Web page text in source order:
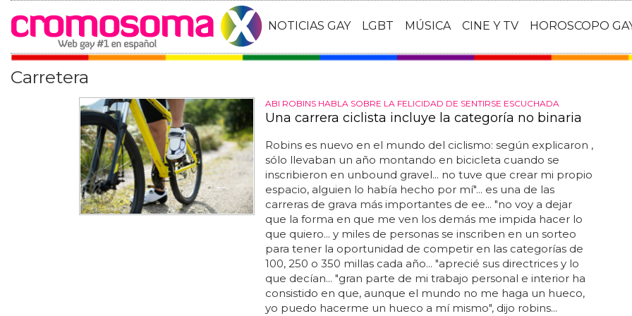
NOTICIAS GAY LGBT MÚSICA CINE Y TV HOROSCOPO
Carretera
ABI ROBINS HABLA SOBRE LA FELICIDAD DE SENTIRSE ESCUCHADA
Una carrera ciclista incluye la categoría no binaria
Robins es nuevo en el mundo del ciclismo: según explicaron ,
sólo llevaban un año montando en bicicleta cuando se
inscribieron en unbound gravel... no tuve que crear mi propio
espacio, alguien lo había hecho por mí"... es una de las
carreras de grava más importantes de ee... "no voy a dejar
que la forma en que me ven los demás me impida hacer lo
que quiero... y miles de personas se inscriben en un sorteo
para tener la oportunidad de competir en las categorías de
100, 250 o 350 millas cada año... "aprecié sus directrices y lo
que decían... "gran parte de mi trabajo personal e interior ha
consistido en que, aunque el mundo no me haga un hueco,
yo puedo hacerme un hueco a mí mismo", dijo robins...